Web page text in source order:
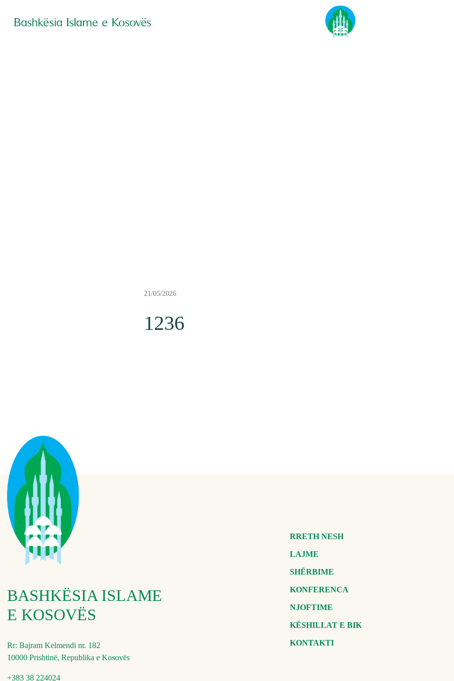
21/05/2026
1236
BASHKËSIA ISLAME
E KOSOVËS
Rr: Bajram Kelmendi nr. 182
10000 Prishtinë, Republika e Kosovës
+383 38 224024
RRETH NESH
LAJME
SHËRBIME
KONFERENCA
NJOFTIME
KËSHILLAT E BIK
KONTAKTI